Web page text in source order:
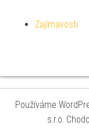
Zajímavosti
Používáme
s.r.o.